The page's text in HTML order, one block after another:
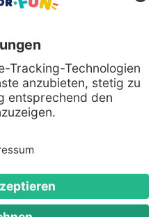
mit:
Logos sind eingetragene
Hersteller.
for Fun GmbH - Alle